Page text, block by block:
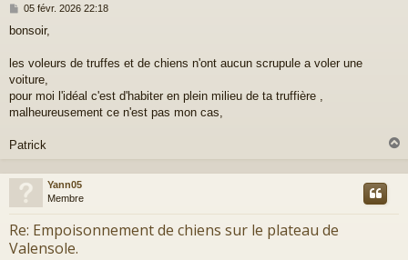
M
s
a
g
05 févr. 2026 22:18
bonsoir,
les voleurs de truffes et de chiens n'ont aucun scrupule a voler une
voiture,
pour moi l'idéal c'est d'habiter en plein milieu de ta truffière ,
malheureusement ce n'est pas mon cas,
Patrick
u
Yann05
Membre
Re: Empoisonnement de chiens sur le plateau de
Valensole.